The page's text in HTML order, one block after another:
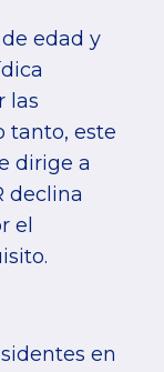
edad y
las
tanto, este
dirige a
declina
el
en